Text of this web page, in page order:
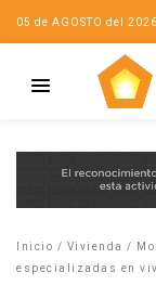
05 de AGOSTO del 2026
Inicio / Vivienda /
especializadas en